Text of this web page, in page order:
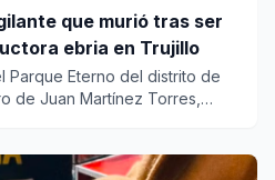
que murió tras ser
ebria en Trujillo
Parque Eterno del distrito de
de Juan Martínez Torres,